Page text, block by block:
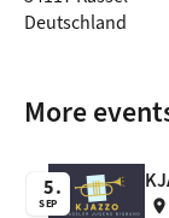
Deutschland
More
5
SEP location_on